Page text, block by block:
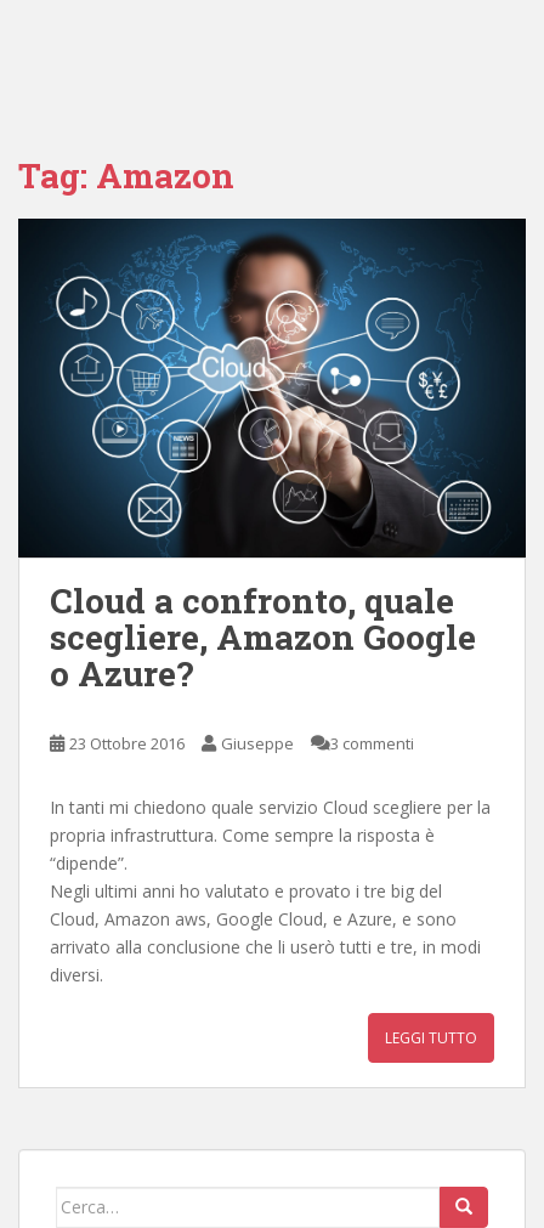
Tag: Amazon
Cloud a confronto, quale
scegliere, Amazon Google
o Azure?
23 Ottobre 2016 Giuseppe 3 commenti
In tanti mi chiedono quale servizio Cloud scegliere per la
propria infrastruttura. Come sempre la risposta è
“dipende”.
Negli ultimi anni ho valutato e provato i tre big del
Cloud, Amazon aws, Google Cloud, e Azure, e sono
arrivato alla conclusione che li userò tutti e tre, in modi
diversi.
LEGGI TUTTO
Cerca: